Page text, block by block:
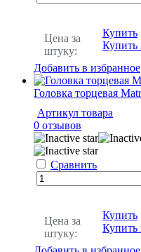
Цена за
штуку:
Купить
Купить
Добавить в избранное
Головка торцевая
Артикул товара
0 отзывов
Сравнить
Цена за
штуку:
Купить
Купить